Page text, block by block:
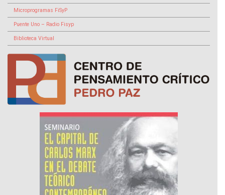
Microprogramas FiSyP
Puente Uno – Radio Fisyp
Biblioteca Virtual